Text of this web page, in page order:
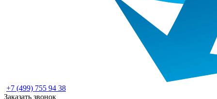
+7 (499) 755 94 38
Заказать звонок